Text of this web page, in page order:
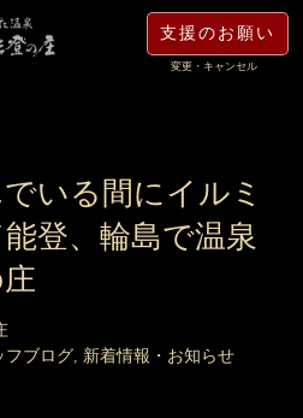
支援のお願い
変更・キャンセル
いる間にイルミ
登、輪島で温泉
フブログ, 新着情報・お知らせ